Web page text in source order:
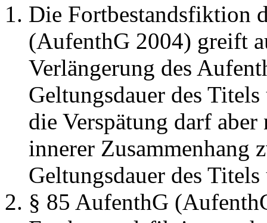
Die Fortbestandsfiktion
(AufenthG 2004) greift
Verlängerung des
Geltungsdauer des
die Verspätung darf
innerer Zusammenhang
Geltungsdauer des
§ 85 AufenthG